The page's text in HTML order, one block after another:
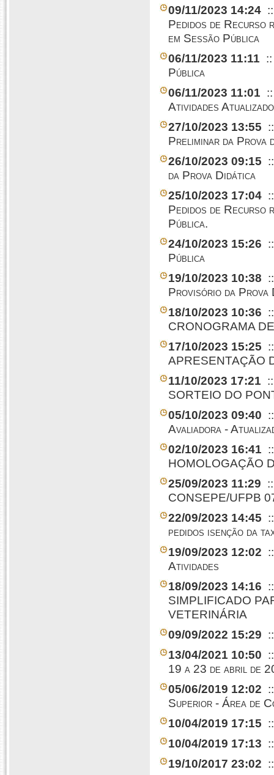
09/11/2023 14:24
Pedidos de Recurso
em Sessão Pública
06/11/2023 11:11
Pública
06/11/2023 11:01
Atividades
27/10/2023 13:55
Preliminar da Prova
26/10/2023 09:15
da Prova Didática
25/10/2023 17:04
Pedidos de Recurso
Pública.
24/10/2023 15:26
Pública
19/10/2023 10:38
Provisório da Prova
18/10/2023 10:36
CRONOGRAMA
17/10/2023 15:25
APRESENTAÇÃO
11/10/2023 17:21
SORTEIO DO
05/10/2023 09:40
Avaliadora -
02/10/2023 16:41
HOMOLOGAÇÃO
25/09/2023 11:29
CONSEPE/UFPB
22/09/2023 14:45
pedidos isenção da
19/09/2023 12:02
Atividades
18/09/2023 14:16
SIMPLIFICADO
VETERINÁRIA
09/09/2022 15:29
13/04/2021 10:50
19 a 23 de abril de
05/06/2019 12:02
Superior - Área de
10/04/2019 17:15
10/04/2019 17:13
19/10/2017 23:02